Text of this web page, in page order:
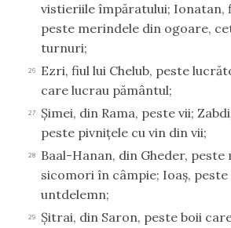
vistieriile împăratului; Ionatan,
peste merindele din ogoare,
turnuri;
26
Ezri, fiul lui Chelub, peste
care lucrau pământul;
27
Şimei, din Rama, peste vii;
peste pivniţele cu vin din vii;
28
Baal-Hanan, din Gheder, peste
sicomori în câmpie; Ioaş,
untdelemn;
29
Şitrai, din Saron, peste boii